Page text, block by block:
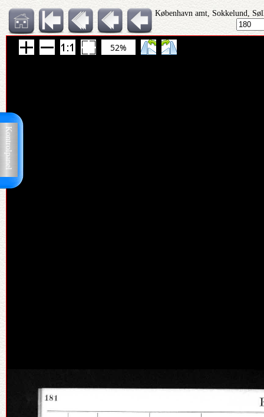
Kontrolpanel
København amt, Sokkelund,
52%